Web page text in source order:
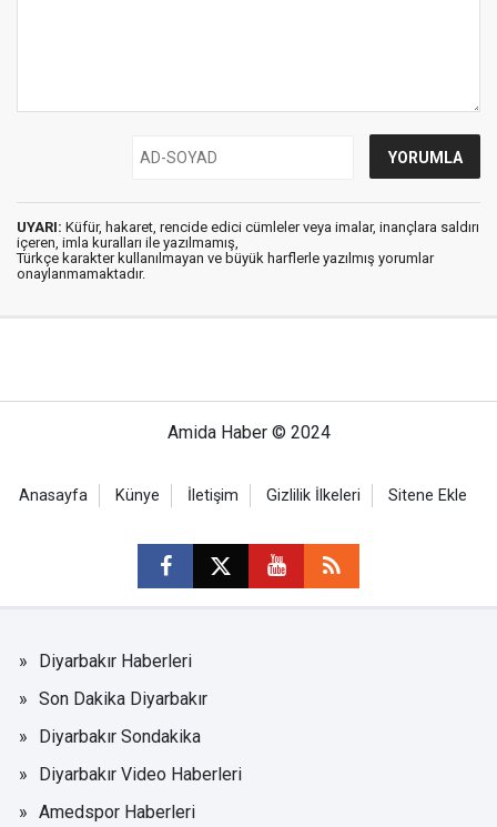
UYARI: Küfür, hakaret, rencide edici cümleler veya imalar, inançlara saldırı
içeren, imla kuralları ile yazılmamış,
Türkçe karakter kullanılmayan ve büyük harflerle yazılmış yorumlar
onaylanmamaktadır.
Amida Haber © 2024
Anasayfa Künye İletişim Gizlilik İlkeleri Sitene Ekle
Diyarbakır Haberleri
Son Dakika Diyarbakır
Diyarbakır Sondakika
Diyarbakır Video Haberleri
Amedspor Haberleri